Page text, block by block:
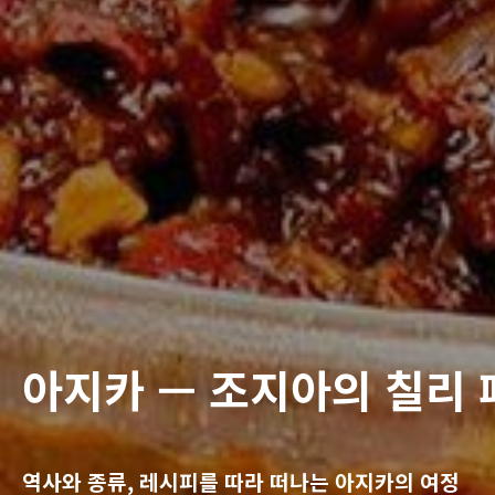
아지카 — 조지아의 칠리
역사와 종류, 레시피를 따라 떠나는 아지카의 여정